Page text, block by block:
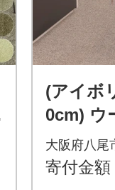
(アイボ
0cm) ウ
グ 有色
2)
大阪府八尾
寄付金額